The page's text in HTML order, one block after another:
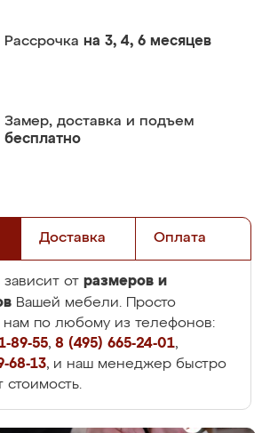
Рассрочка на 3, 4, 6 месяцев
Замер, доставка и подъем
бесплатно
Доставка Оплата
от размеров и
Вашей мебели. Просто
нам по любому из телефонов:
89-55, 8 (495) 665-24-01,
68-13, и наш менеджер быстро
стоимость.